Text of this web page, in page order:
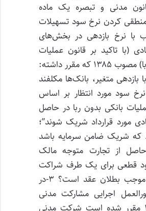
۵۷۵ قانون مدنی و تبصره یک ماده
منطقی کردن نرخ سود تسهیلات
با نرخ بازدهی در بخش‌های
(با تاکید بر قانون عملیات
بانکی بدون ربا) مصوب ۱۳۸۵ که مقرر داشته:
بازدهی متغیر، بانک‌ها مکلفند
سود مورد انتظار بر اساس
بانکی بدون ربا در حاصل
مورد قرارداد شریک شوند”؛
که شریک ضامن سرمایه باشد
از تجارت متوجه مالک
قطعی برای یک طرف شراکت
تعیین شود، موجب بطلان عقد است؟ ۳-در
دستورالعمل اجرایی مشارکت مدنی
مصوب ۱۳۶۳ مقرر شده است شرکت مدنی